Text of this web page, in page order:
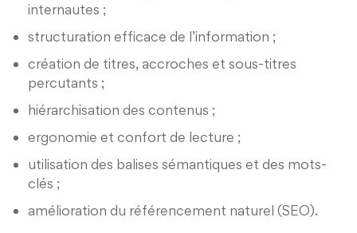
internautes ;
structuration efficace de l’information ;
création de titres, accroches et sous-titres
percutants ;
hiérarchisation des contenus ;
ergonomie et confort de lecture ;
utilisation des balises sémantiques et des mots-
clés ;
amélioration du référencement naturel (SEO).